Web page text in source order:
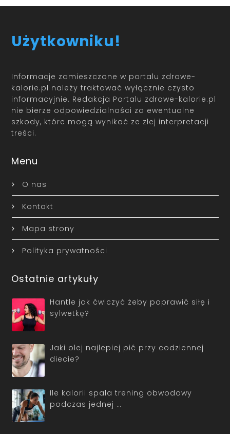
Użytkowniku!
Informacje zamieszczone w portalu zdrowe-
kalorie.pl należy traktować wyłącznie czysto
informacyjnie. Redakcja Portalu zdrowe-kalorie.pl
nie bierze odpowiedzialności za ewentualne
szkody, które mogą wynikać ze złej interpretacji
treści.
Menu
O nas
Kontakt
Mapa strony
Polityka prywatności
Ostatnie artykuły
Hantle jak ćwiczyć żeby poprawić siłę i
sylwetkę?
Jaki olej najlepiej pić przy codziennej
diecie?
Ile kalorii spala trening obwodowy
podczas jednej …